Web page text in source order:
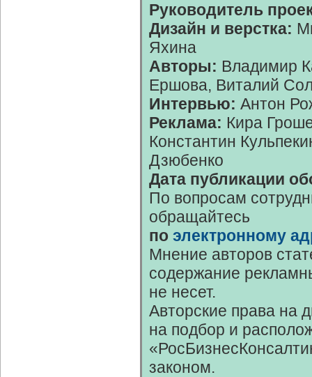
Руководитель
Дизайн и верстка:
Яхина
Авторы: Владимир
Ершова, Виталий
Интервью: Антон
Реклама: Кира
Константин
Дзюбенко
Дата публикации
По вопросам
обращайтесь
по электронному
Мнение авторов
содержание
не несет.
Авторские права на
на подбор и
законом.